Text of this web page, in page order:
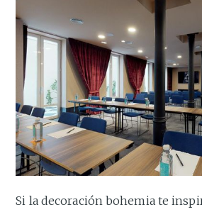
Si la decoración bohemia te